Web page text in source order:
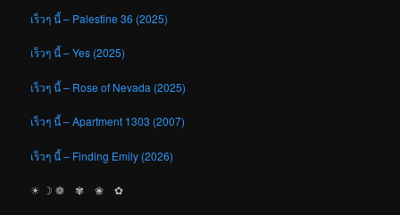
เร็วๆ นี้ – Palestine 36 (2025)
เร็วๆ นี้ – Yes (2025)
เร็วๆ นี้ – Rose of Nevada (2025)
เร็วๆ นี้ – Apartment 1303 (2007)
เร็วๆ นี้ – Finding Emily (2026)
☀︎ ☽ ❁ ✾ ❀ ✿